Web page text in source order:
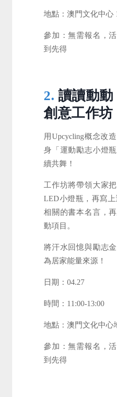
地點：澳門文化中心
參加：無需報名，
到先得
2. 讀讀動
創意工作坊
用Upcycling概念改
身「運動勵志小燈
續共舞！
工作坊將帶領大家
LED小燈瓶，再寫
相關的書本名言，
動項目。
將汗水回憶與勵志
為居家能量來源！
日期：04.27
時間：11:00-13:00
地點：澳門文化中心
參加：無需報名，
到先得